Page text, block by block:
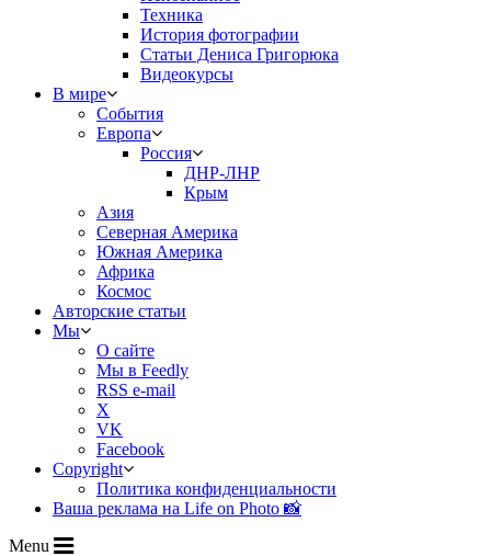
Техника
История фотографии
Статьи Дениса Григорюка
Видеокурсы
В мире
События
Европа
Россия
ДНР-ЛНР
Крым
Азия
Северная Америка
Южная Америка
Африка
Космос
Авторские статьи
Мы
О сайте
Мы в Feedly
RSS e-mail
X
VK
Facebook
Copyright
Политика конфиденциальности
Ваша реклама на Life on Photo 📸
Menu